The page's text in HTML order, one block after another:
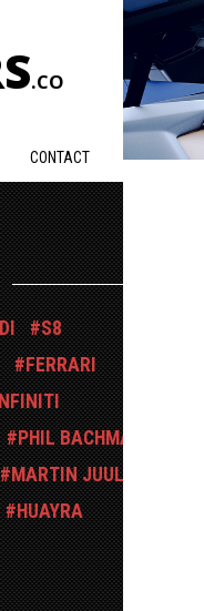
.CO
CONTACT
S8
FERRARI
PHIL BACHMAN
MARTIN JUUL
HUAYRA